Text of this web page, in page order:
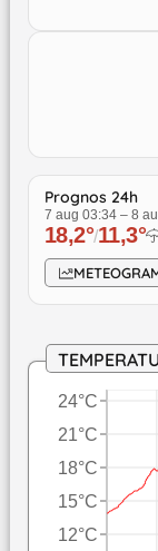
Prognos 24h
7 aug 03:34– 8
18,2°/11,3°
12°C
15°C
18°C
21°C
24°C